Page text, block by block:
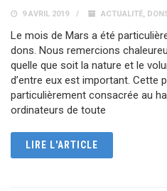
9 AVRIL 2019 ACTUALITÉ,
Le mois de Mars a été
dons. Nous remercions
quelle que soit la nature et le
d’entre eux est important. Cette
particulièrement consacrée au
ordinateurs de toute
LIRE L'ARTICLE